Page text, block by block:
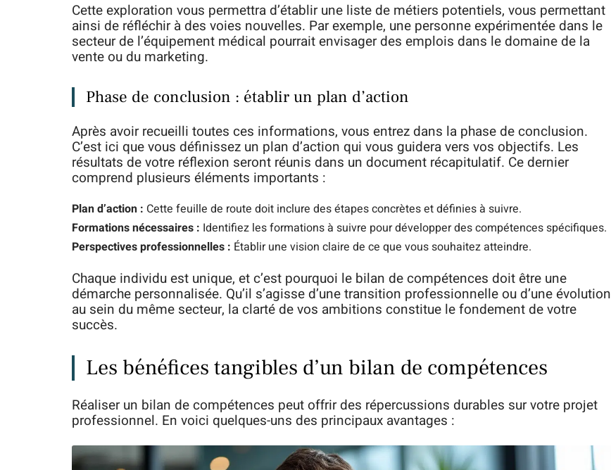
Cette exploration vous permettra d’établir une liste de métiers potentiels, vous permettant
ainsi de réfléchir à des voies nouvelles. Par exemple, une personne expérimentée dans le
secteur de l’équipement médical pourrait envisager des emplois dans le domaine de la
vente ou du marketing.
Phase de conclusion : établir un plan d’action
Après avoir recueilli toutes ces informations, vous entrez dans la phase de conclusion.
C’est ici que vous définissez un plan d’action qui vous guidera vers vos objectifs. Les
résultats de votre réflexion seront réunis dans un document récapitulatif. Ce dernier
comprend plusieurs éléments importants :
Plan d’action : Cette feuille de route doit inclure des étapes concrètes et définies à suivre.
Formations nécessaires : Identifiez les formations à suivre pour développer des compétences spécifiques.
Perspectives professionnelles : Établir une vision claire de ce que vous souhaitez atteindre.
Chaque individu est unique, et c’est pourquoi le bilan de compétences doit être une
démarche personnalisée. Qu’il s’agisse d’une transition professionnelle ou d’une évolution
au sein du même secteur, la clarté de vos ambitions constitue le fondement de votre
succès.
Les bénéfices tangibles d’un bilan de compétences
Réaliser un bilan de compétences peut offrir des répercussions durables sur votre projet
professionnel. En voici quelques-uns des principaux avantages :